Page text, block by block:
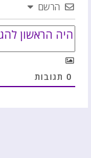
הרשם
0 תגובות